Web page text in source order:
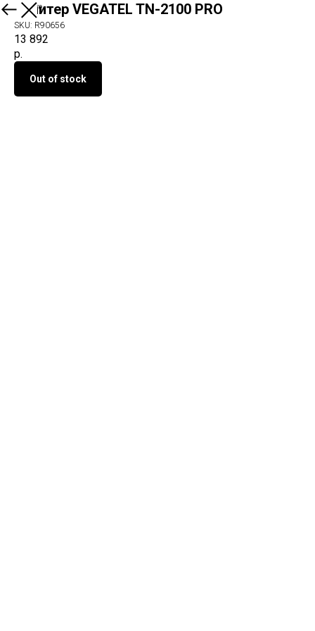
О продукте
Репитер VEGATEL TN-2100 PRO
SKU: R90656
13 892
р.
Out of stock